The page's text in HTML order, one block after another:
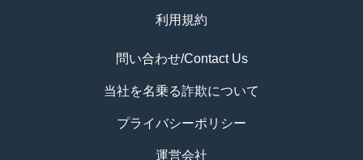
利用規約
問い合わせ/Contact Us
当社を名乗る詐欺について
プライバシーポリシー
運営会社